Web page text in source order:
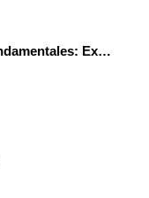
Vídeo 5 evidencias fundamentales: Explicación de una infografía que incluye una secuencia de aprendizaje